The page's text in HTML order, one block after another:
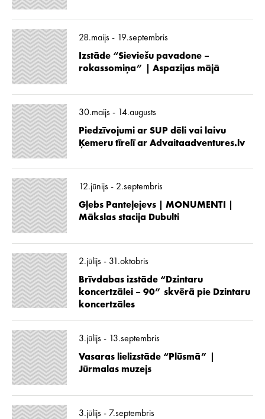
28.maijs - 19.septembris
Izstāde “Sieviešu pavadone –
rokassomiņa” | Aspazijas mājā
30.maijs - 14.augusts
Piedzīvojumi ar SUP dēli vai laivu
Ķemeru tīrelī ar Advaitaadventures.lv
12.jūnijs - 2.septembris
Gļebs Panteļejevs | MONUMENTI |
Mākslas stacija Dubulti
2.jūlijs - 31.oktobris
Brīvdabas izstāde “Dzintaru
koncertzālei – 90” skvērā pie Dzintaru
koncertzāles
3.jūlijs - 13.septembris
Vasaras lielizstāde “Plūsmā” |
Jūrmalas muzejs
3.jūlijs - 7.septembris